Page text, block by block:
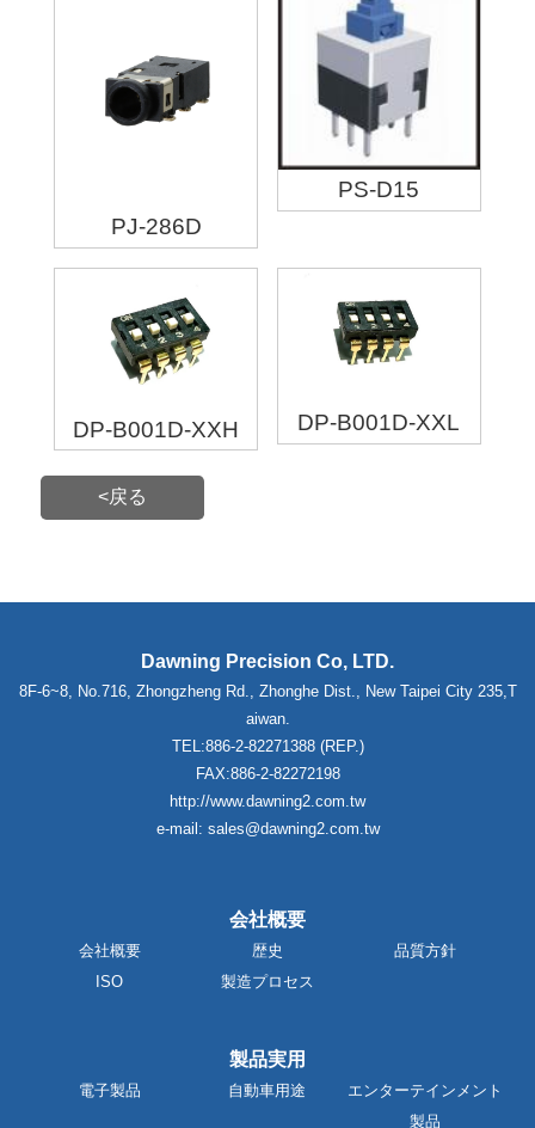
PJ-286D
PS-D15
DP-B001D-XXH DP-B001D-XXL
<戻る
Dawning Precision Co, LTD.
8F-6~8, No.716, Zhongzheng Rd., Zhonghe Dist., New Taipei City 235,T
aiwan.
TEL:886-2-82271388 (REP.)
FAX:886-2-82272198
http://www.dawning2.com.tw
e-mail: sales@dawning2.com.tw
会社概要
会社概要 歴史
品質方針
ISO
製造プロセス
製品実用
電子製品 自動車用途
エンターテインメント
製品